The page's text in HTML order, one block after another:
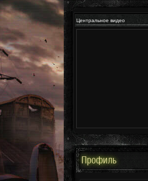
Центральное видео
Профиль